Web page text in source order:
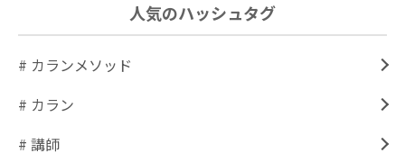
人気のハッシュタグ
# カランメソッド
# カラン
# 講師